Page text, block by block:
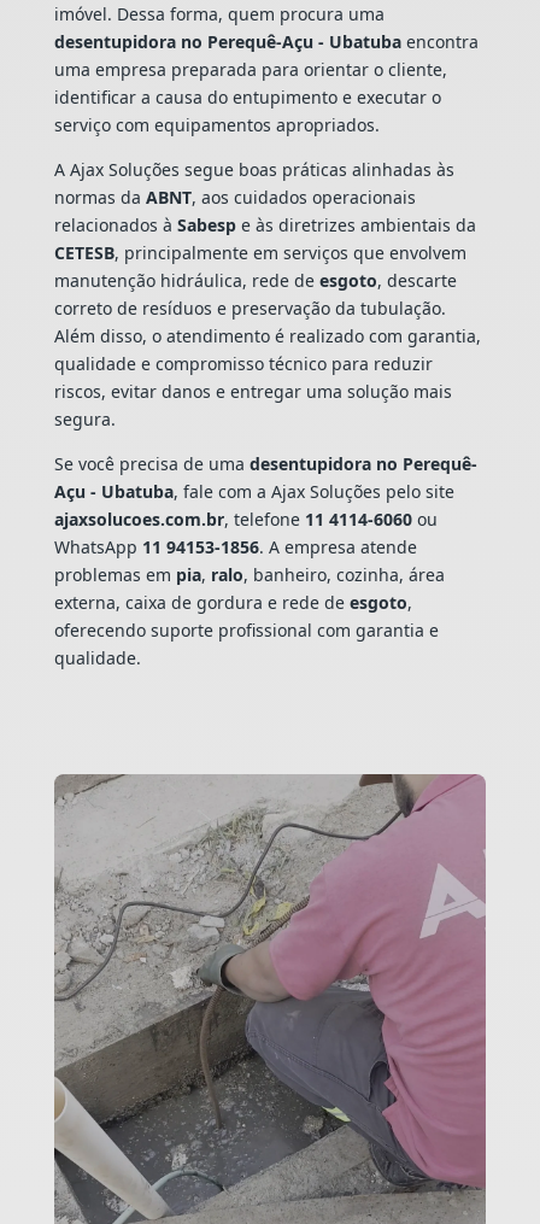
imóvel. Dessa forma, quem procura uma
desentupidora no Perequê-Açu - Ubatubaencontra
uma empresa preparada para orientar o cliente,
identificar a causa do entupimento e executar o
serviço com equipamentos apropriados.
A Ajax Soluções segue boas práticas alinhadas às
normas da ABNT, aos cuidados operacionais
relacionados à Sabespe às diretrizes ambientais da
CETESB, principalmente em serviços que envolvem
manutenção hidráulica, rede de esgoto, descarte
correto de resíduos e preservação da tubulação.
Além disso, o atendimento é realizado com garantia,
qualidade e compromisso técnico para reduzir
riscos, evitar danos e entregar uma solução mais
segura.
Se você precisa de uma desentupidora no Perequê-
Açu - Ubatuba, fale com a Ajax Soluções pelo site
ajaxsolucoes.com.br, telefone 11 4114-6060ou
WhatsApp 11 94153-1856. A empresa atende
problemas em pia, ralo, banheiro, cozinha, área
externa, caixa de gordura e rede de esgoto,
oferecendo suporte profissional com garantia e
qualidade.